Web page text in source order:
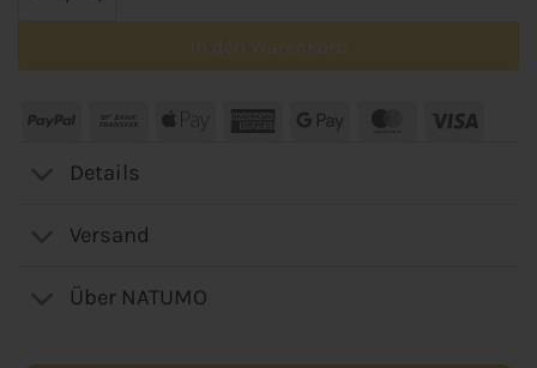
PayPal
Bank
Apple
AmericanGoogle
MasterCard
Details
Versand
Über NATUMO